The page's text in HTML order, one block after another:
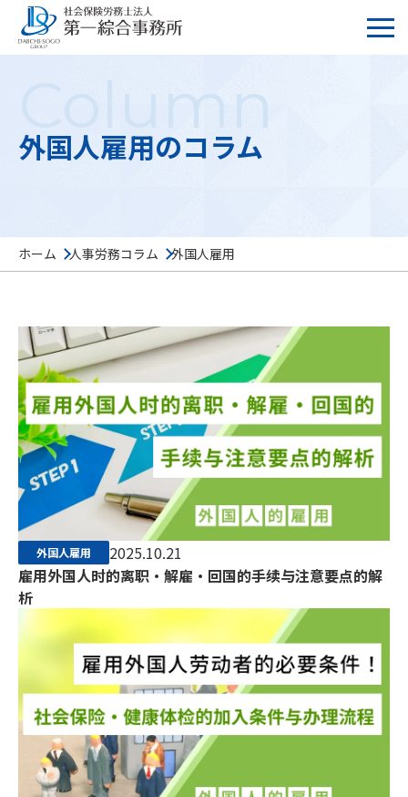
Column
外国人雇用のコラム
ホーム 人事労務コラム 外国人雇用
外国人雇用
2025.10.21
雇用外国人时的离职・解雇・回国的手续与注意要点的解
析